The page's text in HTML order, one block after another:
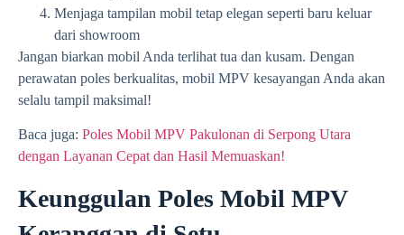
Menjaga tampilan mobil tetap elegan seperti baru keluar
dari showroom
Jangan biarkan mobil Anda terlihat tua dan kusam. Dengan
perawatan poles berkualitas, mobil MPV kesayangan Anda akan
selalu tampil maksimal!
Baca juga: Poles Mobil MPV Pakulonan di Serpong Utara
dengan Layanan Cepat dan Hasil Memuaskan!
Keunggulan Poles Mobil MPV